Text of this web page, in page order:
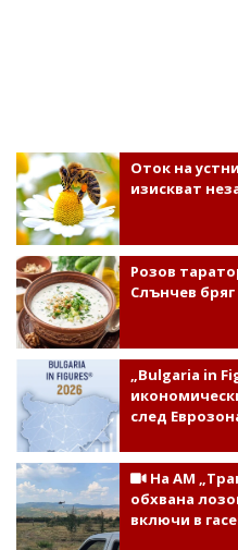
Оток на
изискват
Розов
Слънчев бряг
„Bulgaria in
след
На АМ
обхвана
включи в